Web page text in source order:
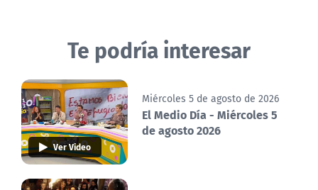
Te podría interesar
Ver Video
Miércoles 5 de agosto de 2026
El Medio Día - Miércoles 5
de agosto 2026